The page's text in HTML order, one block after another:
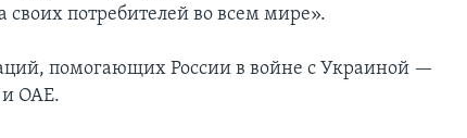
своих потребителей во всем мире».
помогающих России в войне с Украиной —
ОАЕ.